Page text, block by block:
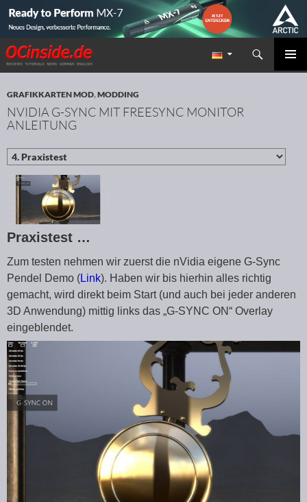
Redaktion ocinside.de PC Hardware Portal
Suchen
ZUM INHALT SPRINGEN
GRAFIKKARTEN MOD,MODDING
NVIDIA G-SYNC MIT FREESYNC MONITOR
ANLEITUNG
Praxistest …
Zum testen nehmen wir zuerst die nVidia eigene G-Sync
Pendel Demo (Link). Haben wir bis hierhin alles richtig
gemacht, wird direkt beim Start (und auch bei jeder anderen
3D Anwendung) mittig links das „G-SYNC ON“ Overlay
eingeblendet.